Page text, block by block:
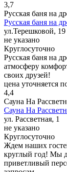
3,7
Русская баня на
Русская баня на
ул.Терешковой, 19
не указано
Круглосуточно
Русская баня на
атмосферу
своих друзей!
цена уточняется
4,4
Сауна На
Сауна На
ул. Рассветная, 1
не указано
Круглосуточно
Ждем наших
круглый год! Мы
приветливый